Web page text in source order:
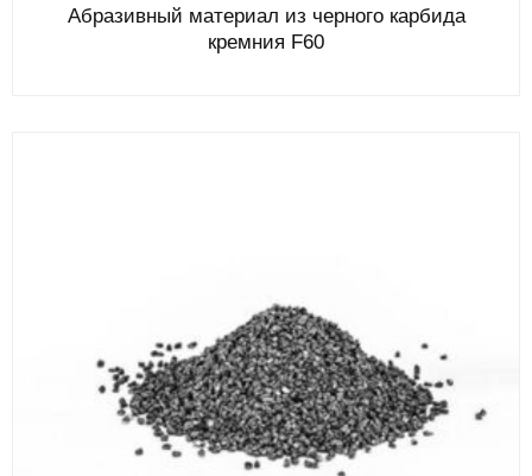
Абразивный материал из черного карбида
кремния F60